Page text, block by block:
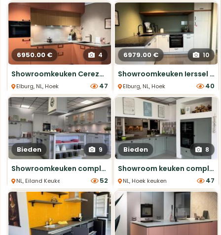
6950.00 € 4
Showroomkeuken Cerezo NCS met Richárd Puur Eiken
Elburg, NL, Hoek keukens 47
6979.00 € 10
Showroomkeuken Ierssel compleet met Etna apparatuur
Elburg, NL, Hoek keukens 40
Bieden 9
Showroomkeuken compleet incl. apparatuur vanaf €12.000
NL, Eiland Keukens 52
Bieden 8
Showroom keuken compleet met apparatuur €5.245
NL, Hoek keukens 47